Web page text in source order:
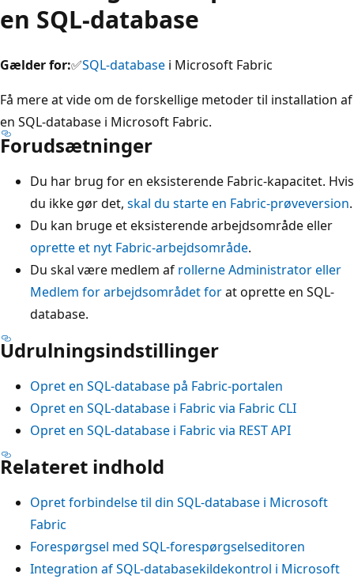
en SQL-database
Gælder for:✅SQL-database i Microsoft Fabric
Få mere at vide om de forskellige metoder til installation af
en SQL-database i Microsoft Fabric.
Forudsætninger
Du har brug for en eksisterende Fabric-kapacitet. Hvis
du ikke gør det, skal du starte en Fabric-prøveversion.
Du kan bruge et eksisterende arbejdsområde eller
oprette et nyt Fabric-arbejdsområde.
Du skal være medlem af rollerne Administrator eller
Medlem for arbejdsområdet forat oprette en SQL-
database.
Udrulningsindstillinger
Opret en SQL-database på Fabric-portalen
Opret en SQL-database i Fabric via Fabric CLI
Opret en SQL-database i Fabric via REST API
Relateret indhold
Opret forbindelse til din SQL-database i Microsoft
Fabric
Forespørgsel med SQL-forespørgselseditoren
Integration af SQL-databasekildekontrol i Microsoft